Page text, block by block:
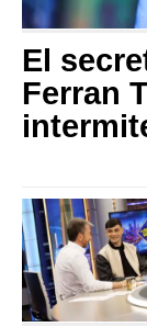
El
Ferran